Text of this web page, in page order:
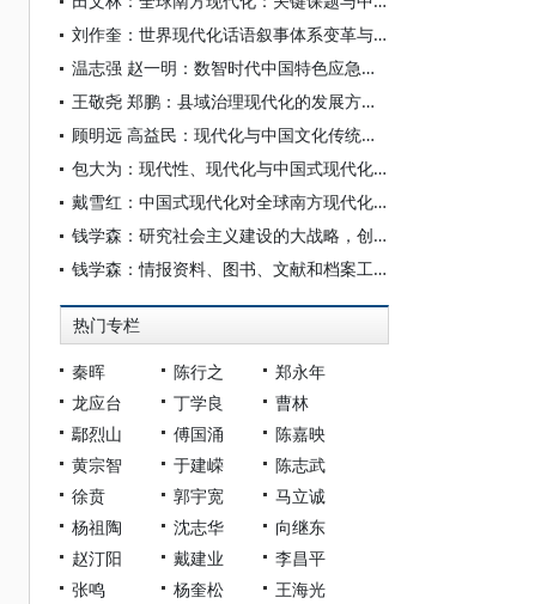
刘作奎：世界现代化话语叙事体系变革与中国贡献
温志强 赵一明：数智时代中国特色应急管理现代化转型的趋势、困境与方向
王敬尧 郑鹏：县域治理现代化的发展方位与改革进路
顾明远 高益民：现代化与中国文化传统教育
包大为：现代性、现代化与中国式现代化———种历史唯物主义的辨析
戴雪红：中国式现代化对全球南方现代化困境的破解及其意义
钱学森：研究社会主义建设的大战略，创立社会主义现代化建设的科学
钱学森：情报资料、图书、文献和档案工作的现代化及其影响
热门专栏
秦晖 陈行之
郑永年
龙应台
丁学良
曹林
鄢烈山
傅国涌
陈嘉映
黄宗智
于建嵘
陈志武
徐贲
郭宇宽
马立诚
杨祖陶
沈志华
向继东
赵汀阳
戴建业
李昌平
张鸣
杨奎松
王海光